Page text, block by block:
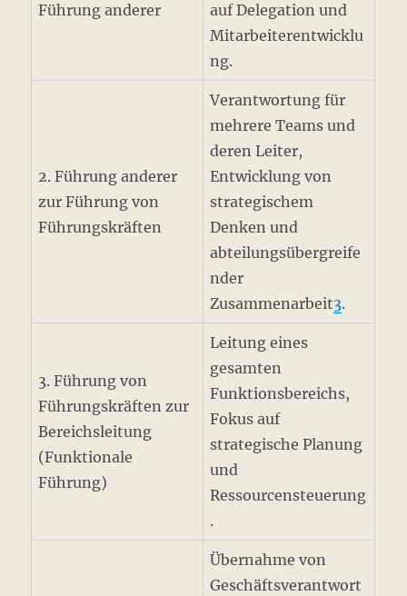
Führung anderer
auf Delegation und
Mitarbeiterentwicklu
ng.
2. Führung anderer
zur Führung von
Führungskräften
Verantwortung für
mehrere Teams und
deren Leiter,
Entwicklung von
strategischem
Denken und
abteilungsübergreife
nder
Zusammenarbeit3.
3. Führung von
Führungskräften zur
Bereichsleitung
(Funktionale
Führung)
Leitung eines
gesamten
Funktionsbereichs,
Fokus auf
strategische Planung
und
Ressourcensteuerung
.
Übernahme von
Geschäftsverantwort